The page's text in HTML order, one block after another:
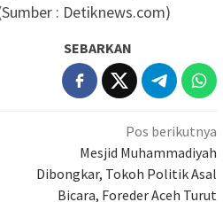
: Detiknews.com)
SEBARKAN
Pos berikutnya
Mesjid Muhammadiyah
Dibongkar, Tokoh Politik Asal
Bicara, Foreder Aceh Turut